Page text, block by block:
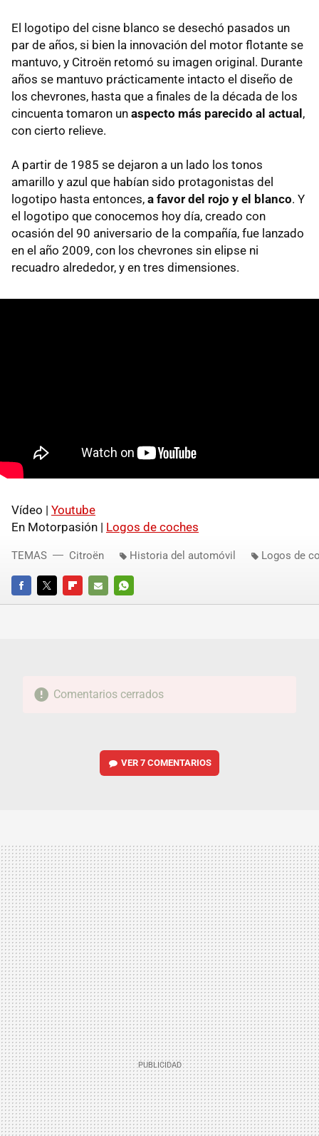
El logotipo del cisne blanco se desechó pasados un
par de años, si bien la innovación del motor flotante se
mantuvo, y Citroën retomó su imagen original. Durante
años se mantuvo prácticamente intacto el diseño de
los chevrones, hasta que a finales de la década de los
cincuenta tomaron un aspecto más parecido al actual ,
con cierto relieve.
A partir de 1985 se dejaron a un lado los tonos
amarillo y azul que habían sido protagonistas del
logotipo hasta entonces, a favor del rojo y el blanco. Y
el logotipo que conocemos hoy día, creado con
ocasión del 90 aniversario de la compañía, fue lanzado
en el año 2009, con los chevrones sin elipse ni
recuadro alrededor, y en tres dimensiones.
Vídeo | Youtube
En Motorpasión | Logos de coches
FACEBOOKTWITTERFLIPBOARD
E-
WHATSAPP
TEMAS Citroën Historia del automóvil Logos de
Comentarios cerrados
VER7 COMENTARIOS